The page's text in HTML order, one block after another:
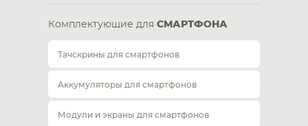
Комплектующие для СМАРТФОНА
Тачскрины для смартфонов
Аккумуляторы для смартфонов
Модули и экраны для смартфонов